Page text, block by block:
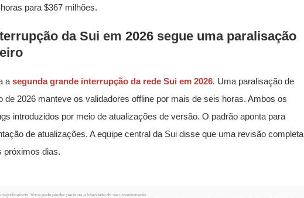
para $367 milhões.
da Sui em 2026 segue uma paralisação
a segunda grande interrupção da rede Sui em 2026. Uma paralisação de
de 2026 manteve os validadores offline por mais de seis horas. Ambos os
introduzidos por meio de atualizações de versão. O padrão aponta para
de atualizações. A equipe central da Sui disse que uma revisão completa
próximos dias.
Você pode perder parte ou a totalidade do seu investimento.